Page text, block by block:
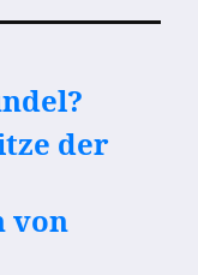
der
von